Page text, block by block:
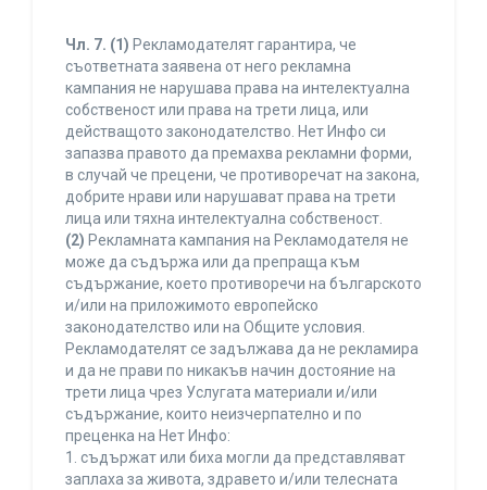
Чл. 7. (1) Рекламодателят гарантира, че
съответната заявена от него рекламна
кампания не нарушава права на интелектуална
собственост или права на трети лица, или
действащото законодателство. Нет Инфо си
запазва правото да премахва рекламни форми,
в случай че прецени, че противоречат на закона,
добрите нрави или нарушават права на трети
лица или тяхна интелектуална собственост.
(2) Рекламната кампания на Рекламодателя не
може да съдържа или да препраща към
съдържание, което противоречи на българското
и/или на приложимото европейско
законодателство или на Общите условия.
Рекламодателят се задължава да не рекламира
и да не прави по никакъв начин достояние на
трети лица чрез Услугата материали и/или
съдържание, които неизчерпателно и по
преценка на Нет Инфо:
1. съдържат или биха могли да представляват
заплаха за живота, здравето и/или телесната